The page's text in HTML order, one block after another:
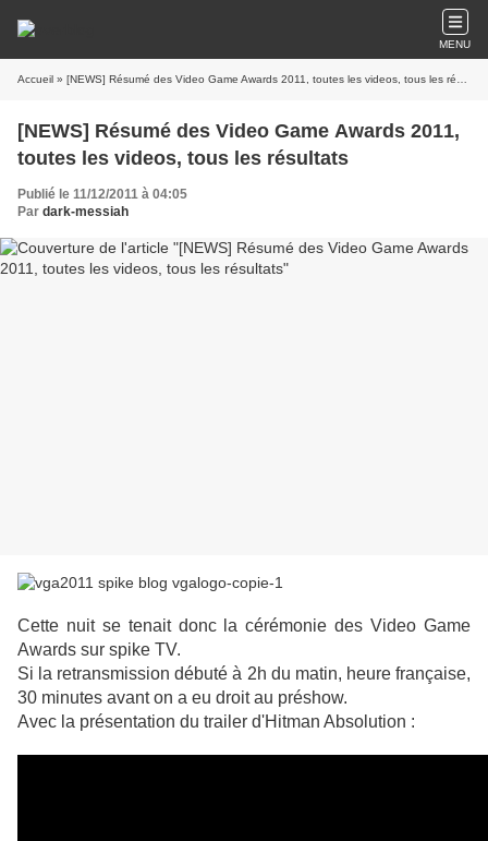
MENU
Accueil » [NEWS] Résumé des Video Game Awards 2011, toutes les videos, tous les résultats
[NEWS] Résumé des Video Game Awards 2011,
toutes les videos, tous les résultats
Publié le 11/12/2011 à 04:05
Par dark-messiah
Cette nuit se tenait donc la cérémonie des Video Game
Awards sur spike TV.
Si la retransmission débuté à 2h du matin, heure française,
30 minutes avant on a eu droit au préshow.
Avec la présentation du trailer d'Hitman Absolution :